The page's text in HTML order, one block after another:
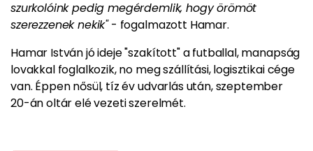
szurkolóink pedig megérdemlik, hogy örömöt
szerezzenek nekik"- fogalmazott Hamar.
Hamar István jó ideje "szakított" a futballal, manapság
lovakkal foglalkozik, no meg szállítási, logisztikai cége
van. Éppen nősül, tíz év udvarlás után, szeptember
20-án oltár elé vezeti szerelmét.